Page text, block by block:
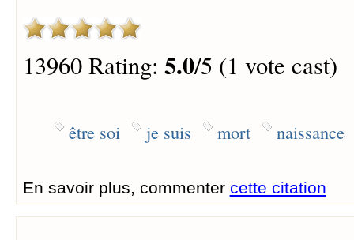
13960 Rating: 5.0/5 (1 vote cast)
être soi je suis mort naissance
En savoir plus, commenter cette citation